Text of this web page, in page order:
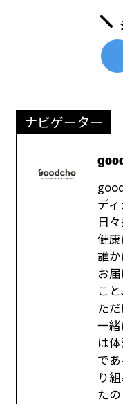
ナビゲーター
デ
日
健
誰
お
こ
た
一
は
で
り
た